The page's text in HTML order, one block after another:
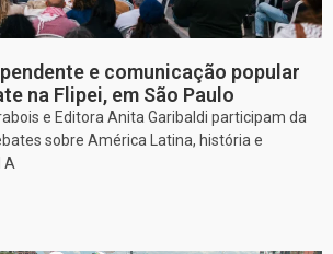
e comunicação popular
na Flipei, em São Paulo
e Editora Anita Garibaldi participam da
sobre América Latina, história e
A